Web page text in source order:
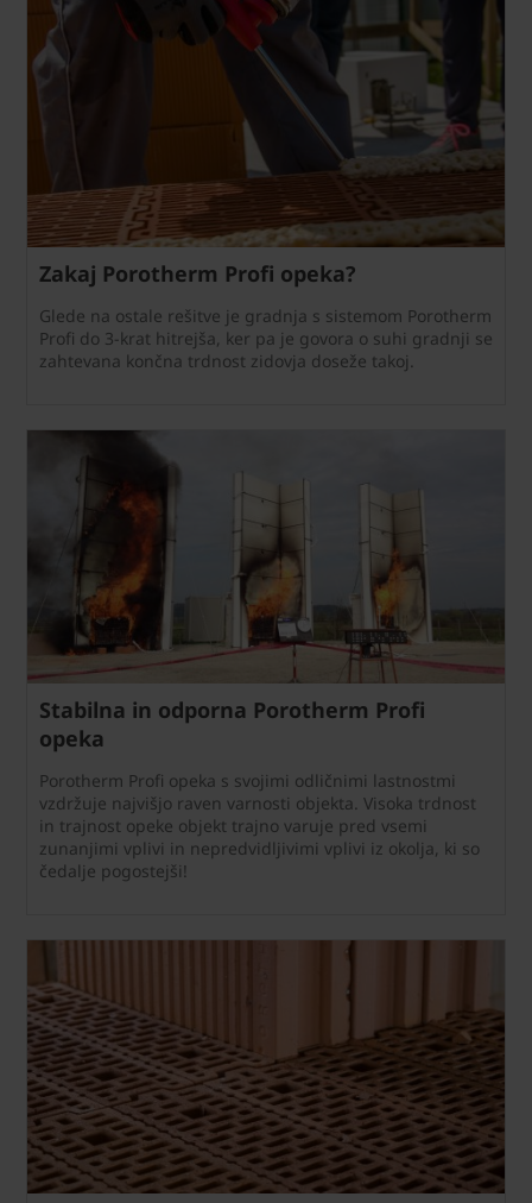
Zakaj Porotherm Profi opeka?
Glede na ostale rešitve je gradnja s sistemom Porotherm
Profi do 3-krat hitrejša, ker pa je govora o suhi gradnji se
zahtevana končna trdnost zidovja doseže takoj.
Stabilna in odporna Porotherm Profi
opeka
Porotherm Profi opeka s svojimi odličnimi lastnostmi
vzdržuje najvišjo raven varnosti objekta. Visoka trdnost
in trajnost opeke objekt trajno varuje pred vsemi
zunanjimi vplivi in nepredvidljivimi vplivi iz okolja, ki so
čedalje pogostejši!